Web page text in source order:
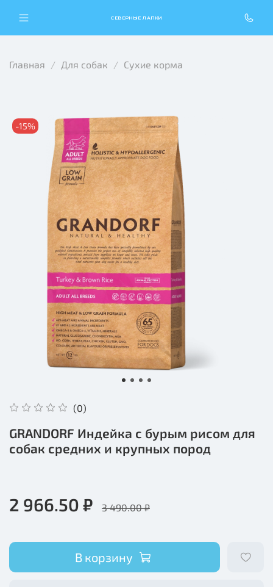
СЕВЕРНЫЕ ЛАПКИ
Главная Для собак Сухие корма
-15%
(0)
GRANDORF Индейка с бурым рисом для
собак средних и крупных пород
2 966.50 ₽ 3 490.00 ₽
В корзину